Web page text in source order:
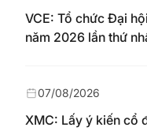
VCE: Tổ chức Đại
năm 2026 lần thứ
XMC: Lấy ý kiến cổ
07/08/2026